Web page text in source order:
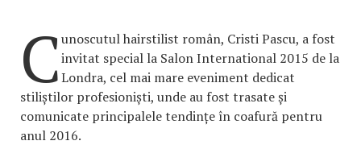
Cunoscutul hairstilist român, Cristi Pascu, a fost
invitat special la Salon International 2015 de la
Londra, cel mai mare eveniment dedicat
stiliștilor profesioniști, unde au fost trasate și
comunicate principalele tendințe în coafură pentru
anul 2016.